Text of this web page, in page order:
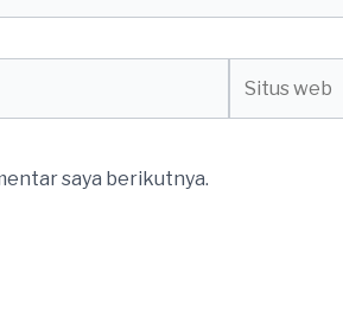
web
saya berikutnya.